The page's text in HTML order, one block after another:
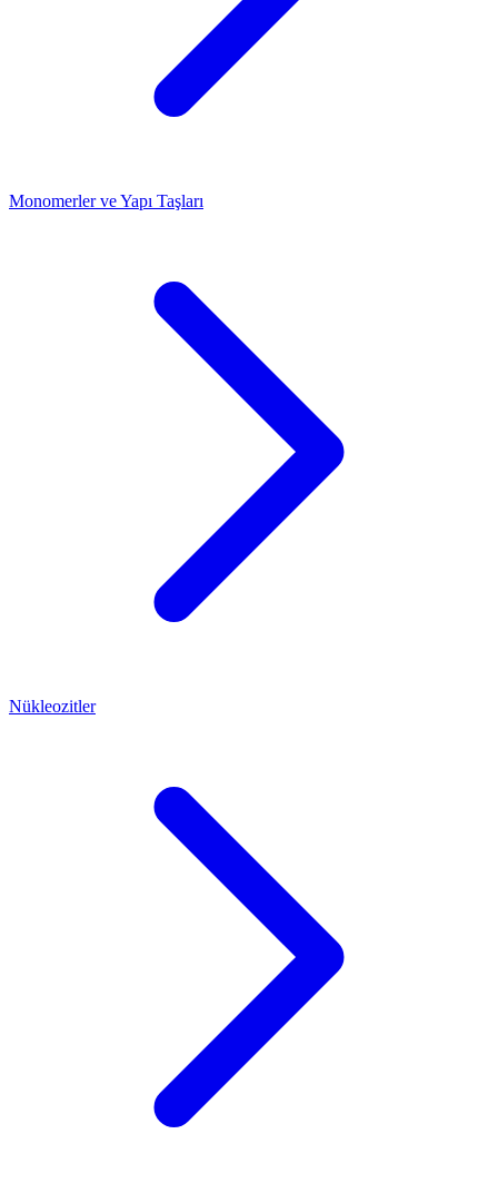
Monomerler ve Yapı Taşları
Nükleozitler